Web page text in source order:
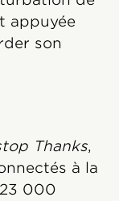
appuyée
son
Thanks,
à la
000